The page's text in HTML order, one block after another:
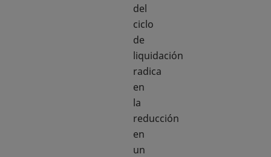
del
ciclo
de
liquidación
radica
en
la
reducción
en
un